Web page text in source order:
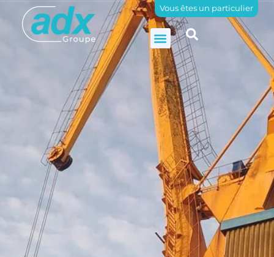
Vous êtes un particulier